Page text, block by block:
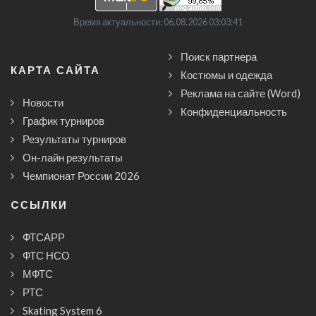
Время актуальности: 06.08.2026 03:03:41
КАРТА САЙТА
Новости
График турниров
Результаты турниров
Он-лайн результаты
Чемпионат России 2026
Поиск партнера
Костюмы и одежда
Реклама на сайте (Word)
Конфиденциальность
CСЫЛКИ
ФТСАРР
ФТС НСО
МФТС
РТС
Skating System 6